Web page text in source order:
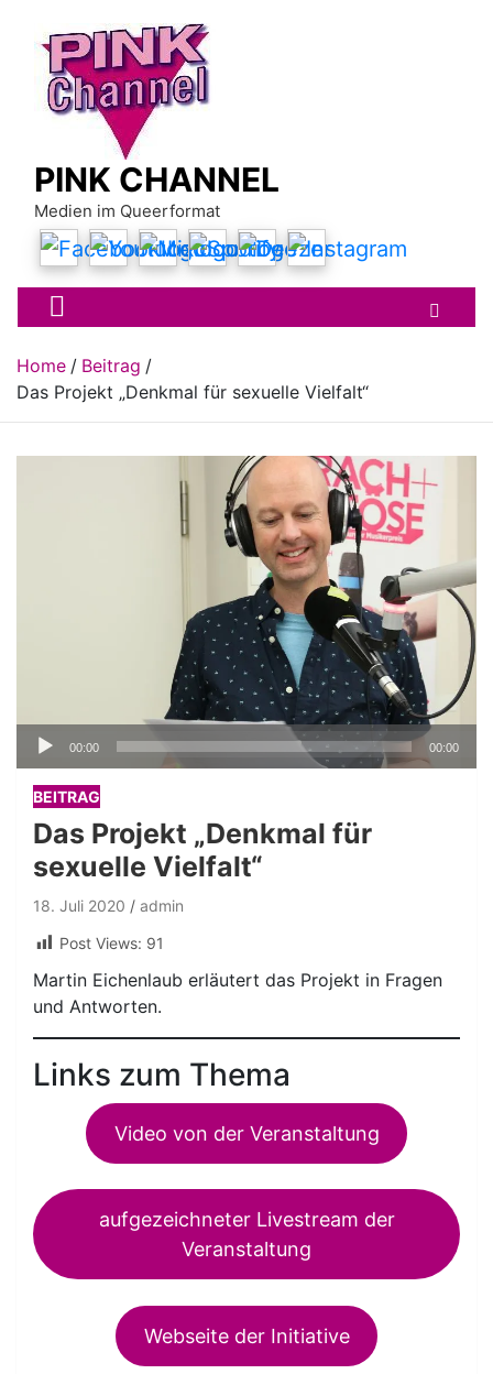
content
PINK CHANNEL
Medien im Queerformat
Home
Beitrag
Das Projekt „Denkmal für sexuelle Vielfalt“
Audio-
00:00 00:00
BEITRAG
Das Projekt „Denkmal für
sexuelle Vielfalt“
18. Juli 2020
admin
Post Views: 91
Martin Eichenlaub erläutert das Projekt in Fragen
und Antworten.
Links zum Thema
Video von der Veranstaltung
aufgezeichneter Livestream der
Veranstaltung
Webseite der Initiative